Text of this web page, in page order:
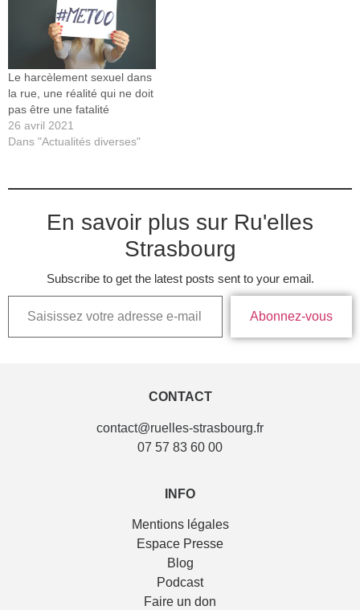
Le harcèlement sexuel dans
la rue, une réalité qui ne doit
pas être une fatalité
26 avril 2021
Dans "Actualités diverses"
En savoir plus sur Ru'elles
Strasbourg
Subscribe to get the latest posts sent to your email.
Abonnez-vous
CONTACT
contact@ruelles-strasbourg.fr
07 57 83 60 00
INFO
Mentions légales
Espace Presse
Blog
Podcast
Faire un don